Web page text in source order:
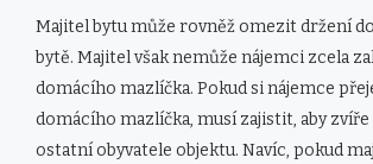
Majitel bytu může rovněž omezit držení
bytě. Majitel však nemůže nájemci zcela
domácího mazlíčka. Pokud si nájemce
domácího mazlíčka, musí zajistit, aby
ostatní obyvatele objektu. Navíc, pokud